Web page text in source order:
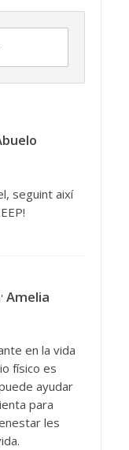
seguint així
Amelia
en la vida
físico es
ayudar
para
les